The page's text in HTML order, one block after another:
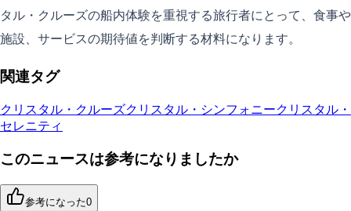
タル・クルーズの船内体験を重視する旅行者にとって、食事や
施設、サービスの期待値を判断する材料になります。
関連タグ
クリスタル・クルーズクリスタル・シンフォニークリスタル・
セレニティ
このニュースは参考になりましたか
参考になった0